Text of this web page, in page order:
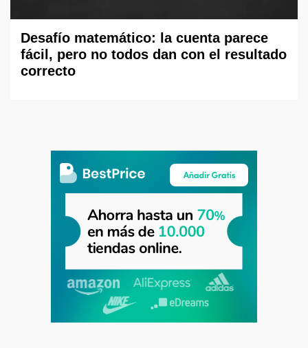
Desafío matemático: la cuenta parece
fácil, pero no todos dan con el resultado
correcto